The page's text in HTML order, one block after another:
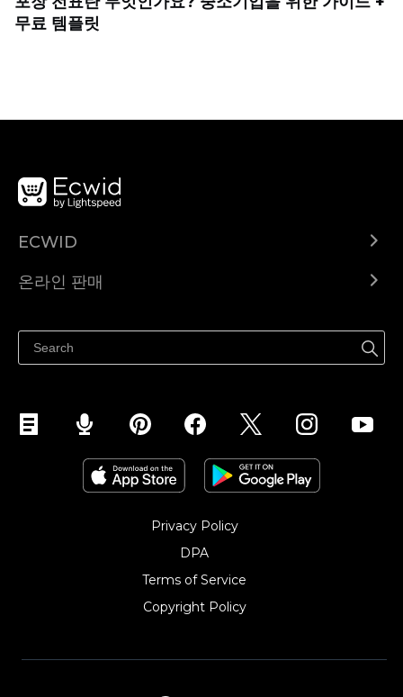
무료 템플릿
ECWID
도움말 센터
온라인 판매
페이스북에서 판매하기
인스타그램에서 판매하기
Privacy Policy
DPA
Terms of Service
Copyright Policy‎